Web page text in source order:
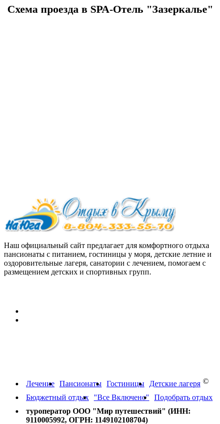
Схема проезда в SPA-Отель "Зазеркалье"
Наш официальный сайт предлагает для комфортного отдыха
пансионаты с питанием, гостиницы у моря, детские летние и
оздоровительные лагеря, санатории с лечением, помогаем с
размещением детских и спортивных групп.
Лечение Пансионаты Гостиницы
Детские лагеря
Бюджетный отдых
"Все Включено"
Подобрать отдых
туроператор ООО "Мир путешествий" (ИНН:
9110005992, ОГРН: 1149102108704)
©